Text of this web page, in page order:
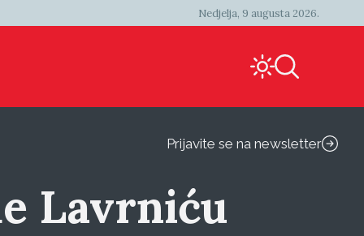
Nedjelja, 9 augusta 2026.
Prijavite se na newsletter
Lavrniću